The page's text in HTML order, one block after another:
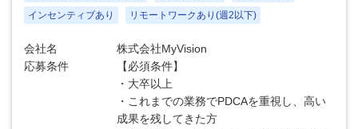
インセンティブあり
リモートワークあり(週2以下)
会社名
株式会社MyVision
応募条件
【必須条件】
・大卒以上
・これまでの業務でPDCAを重視し、高い
成果を残してきた方